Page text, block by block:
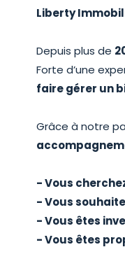
Liberty
Depuis plus de
Forte d’une
faire gérer un
Grâce à notre
- Vous
- Vous
- Vous êtes
- Vous êtes